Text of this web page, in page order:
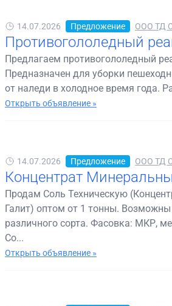
14.07.2026 Предложение ООО ТД
Противогололедный
Предлагаем противогололедный
Предназначен для уборки
от наледи в холодное время года.
Открыть объявление »
14.07.2026 Предложение ООО ТД
Концентрат
Продам Соль Техническую
Галит) оптом от 1 тонны. Возможны
различного сорта. Фасовка: МКР,
Со...
Открыть объявление »